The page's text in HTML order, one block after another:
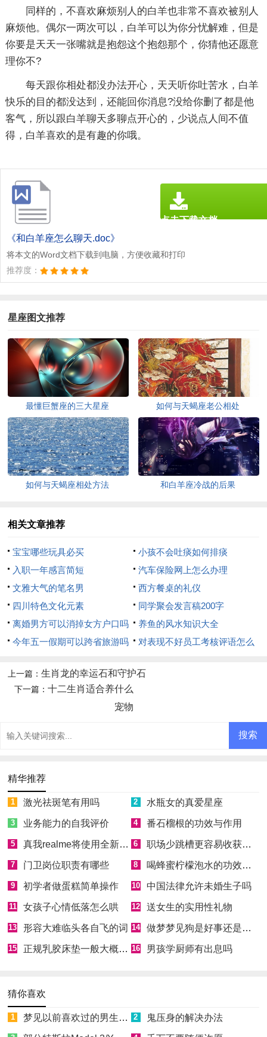
同样的，不喜欢麻烦别人的白羊也非常不喜欢被别人
麻烦他。偶尔一两次可以，白羊可以为你分忧解难，但是
你要是天天一张嘴就是抱怨这个抱怨那个，你猜他还愿意
理你不?
每天跟你相处都没办法开心，天天听你吐苦水，白羊
快乐的目的都没达到，还能回你消息?没给你删了都是他
客气，所以跟白羊聊天多聊点开心的，少说点人间不值
得，白羊喜欢的是有趣的你哦。
《和白羊座怎么聊天.doc》
将本文的Word文档下载到电脑，方便收藏和打印
推荐度：
点击下载文档
星座图文推荐
最懂巨蟹座的三大星座 如何与天蝎座老公相处
如何与天蝎座相处方法 和白羊座冷战的后果
相关文章推荐
宝宝哪些玩具必买
小孩不会吐痰如何排痰
入职一年感言简短
汽车保险网上怎么办理
文雅大气的笔名男
西方餐桌的礼仪
四川特色文化元素
同学聚会发言稿200字
离婚男方可以消掉女方户口吗
养鱼的风水知识大全
今年五一假期可以跨省旅游吗
对表现不好员工考核评语怎么
上一篇：生肖龙的幸运石和守护石
下一篇： 十二生肖适合养什么
宠物
精华推荐
1 激光祛斑笔有用吗 2 水瓶女的真爱星座
3 业务能力的自我评价 4 番石榴根的功效与作用
5 真我realme将使用全新Logo 6 职场少跳槽更容易收获成功
7 门卫岗位职责有哪些 8 喝蜂蜜柠檬泡水的功效和好处
9 初学者做蛋糕简单操作 10 中国法律允许未婚生子吗
11 女孩子心情低落怎么哄 12 送女生的实用性礼物
13 形容大难临头各自飞的词 14 做梦梦见狗是好事还是坏事
15 正规乳胶床垫一般大概多少钱 16 男孩学厨师有出息吗
猜你喜欢
1 梦见以前喜欢过的男生喜欢自己 2 鬼压身的解决办法